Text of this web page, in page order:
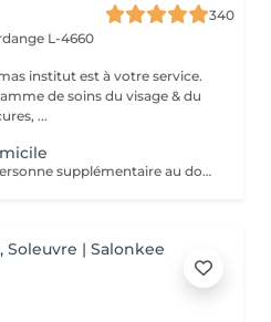
340
L-4660
institut est à votre service.
de soins du visage & du
...
(+essai à l'institut) + 40 par personne supplémentaire au domicile de la mariée pour un maquillage le jour de la cérémonie Nous vous prions de bien vouloir respecter votre rendez-vous. En prenant rendez-vous, vous occupez une place, dont une autre personne aurait éventuellement besoin. Tout rendez-vous non annulé 24h en avance, est susceptible d'être facturé. (Si vous ne pouvez pas vous présenter à votre RDV, proposez-le éventuellement à un proche ou à un ami) Toute l'équipe de Aromas Institut vous remercie pour votre respect et votre compréhension.